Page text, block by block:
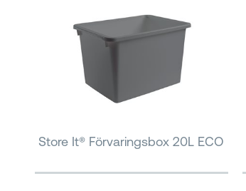
Store It® Förvaringsbox 20L ECO